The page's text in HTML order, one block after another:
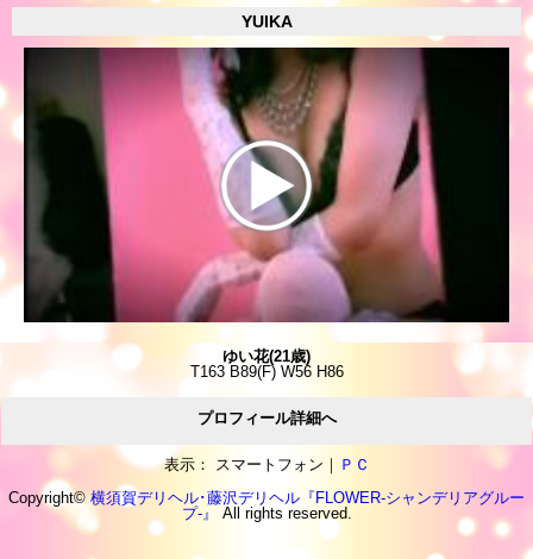
YUIKA
ゆい花(21歳)
T163 B89(F) W56 H86
プロフィール詳細へ
表示： スマートフォン｜ ＰＣ
Copyright© 横須賀デリヘル･藤沢デリヘル『FLOWER-シャンデリアグルー
プ-』
All rights reserved.